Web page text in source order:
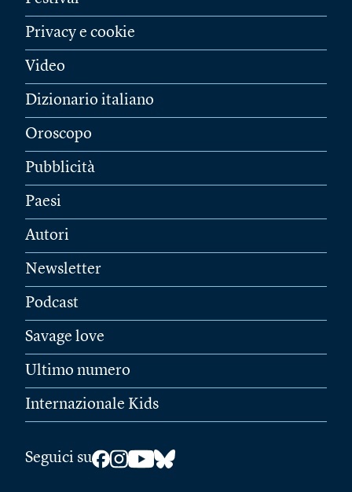
Privacy e cookie
Video
Dizionario italiano
Oroscopo
Pubblicità
Paesi
Autori
Newsletter
Podcast
Savage love
Ultimo numero
Internazionale Kids
Seguici su